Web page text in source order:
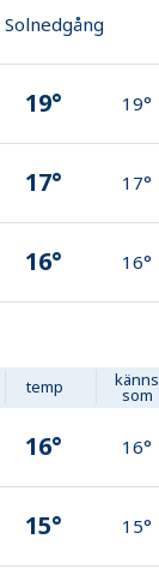
Solnedgång
19° 19°
17° 17°
16° 16°
temp känns
som
16° 16°
15° 15°